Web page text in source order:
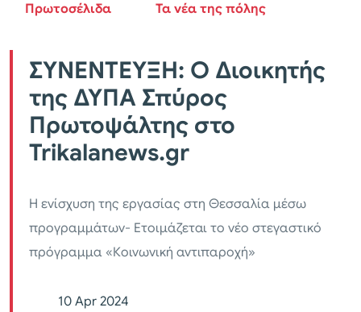
Πρωτοσέλιδα Τα νέα της πόλης
ΣΥΝΕΝΤΕΥΞΗ: Ο Διοικητής
της ΔΥΠΑ Σπύρος
Πρωτοψάλτης στο
Trikalanews.gr
Η ενίσχυση της εργασίας στη Θεσσαλία μέσω
προγραμμάτων- Ετοιμάζεται το νέο στεγαστικό
πρόγραμμα «Κοινωνική αντιπαροχή»
10 Apr 2024